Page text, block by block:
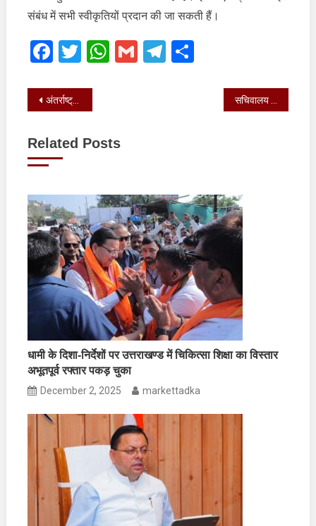
संबंध में सभी स्वीकृतियों प्रदान की जा सकती हैं।
Facebook
Twitter
WhatsApp
GmailTelegram
Share
Post
अंतर्राष्ट्रीय उत्तराखण्डी प्रवासी सम्मेलन के संबंध में सभी जिलाधिकारियों के साथ एक वर्चुअल बैठक की
Related Posts
धामी के दिशा-निर्देशों पर उत्तराखण्ड में चिकित्सा शिक्षा का विस्तार
अभूतपूर्व रफ्तार पकड़ चुका
December 2, 2025 markettadka